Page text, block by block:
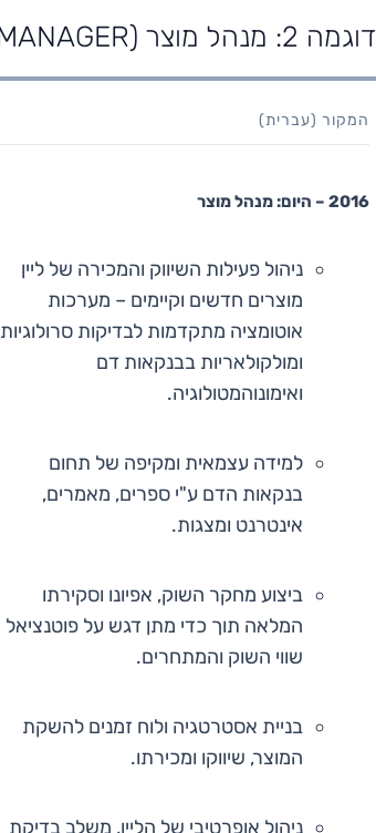
דוגמה 2: מנהל מוצר (PRODUCT MANAGER)
המקור (עברית)
2016 – היום: מנהל מוצר
ניהול פעילות השיווק והמכירה של ליין
מוצרים חדשים וקיימים – מערכות
אוטומציה מתקדמות לבדיקות סרולוגיות
ומולקולאריות בבנקאות דם
ואימונוהמטולוגיה.
למידה עצמאית ומקיפה של תחום
בנקאות הדם ע"י ספרים, מאמרים,
אינטרנט ומצגות.
ביצוע מחקר השוק, אפיונו וסקירתו
המלאה תוך כדי מתן דגש על פוטנציאל
שווי השוק והמתחרים.
בניית אסטרטגיה ולוח זמנים להשקת
המוצר, שיווקו ומכירתו.
ניהול אופרטיבי של הליין, משלב בדיקת